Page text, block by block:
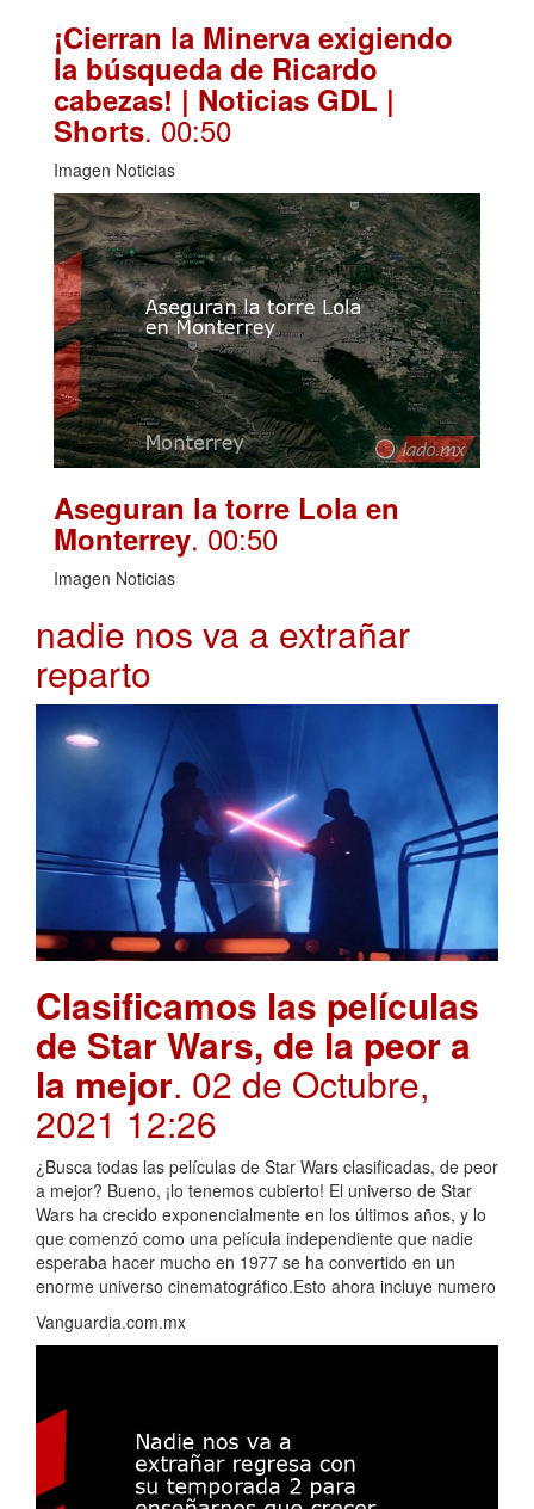
¡Cierran la Minerva exigiendo
la búsqueda de Ricardo
cabezas! | Noticias GDL |
Shorts. 00:50
Imagen Noticias
Aseguran la torre Lola en
Monterrey. 00:50
Imagen Noticias
nadie nos va a extrañar
reparto
Clasificamos las películas
de Star Wars, de la peor a
la mejor. 02 de Octubre,
2021 12:26
¿Busca todas las películas de Star Wars clasificadas, de peor
a mejor? Bueno, ¡lo tenemos cubierto! El universo de Star
Wars ha crecido exponencialmente en los últimos años, y lo
que comenzó como una película independiente que nadie
esperaba hacer mucho en 1977 se ha convertido en un
enorme universo cinematográfico.Esto ahora incluye numero
Vanguardia.com.mx